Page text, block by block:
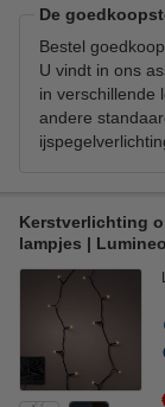
De
Bestel
U vindt in ons
in verschillende
andere
Kerstverlichting
lampjes | Lumineo